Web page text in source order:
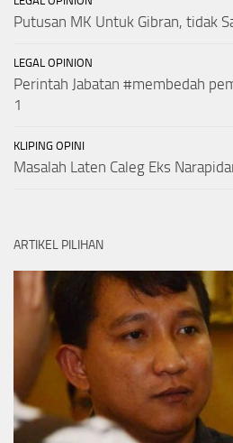
Putusan MK Untuk Gibran, tidak
LEGAL OPINION
Perintah Jabatan #membedah
1
KLIPING OPINI
Masalah Laten Caleg Eks
ARTIKEL PILIHAN